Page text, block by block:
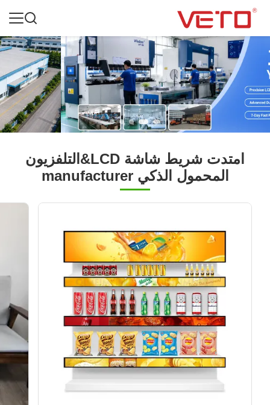
امتدت شريط شاشة LCD&التلفزيون
المحمول الذكي manufacturer